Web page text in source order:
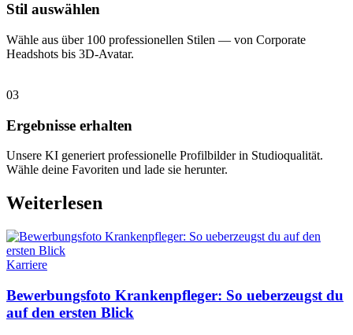
Stil auswählen
Wähle aus über 100 professionellen Stilen — von Corporate
Headshots bis 3D-Avatar.
03
Ergebnisse erhalten
Unsere KI generiert professionelle Profilbilder in Studioqualität.
Wähle deine Favoriten und lade sie herunter.
Weiterlesen
Karriere
Bewerbungsfoto Krankenpfleger: So ueberzeugst du
auf den ersten Blick